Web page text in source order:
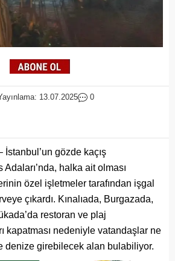
13.07.2025 0
gözde kaçış
halka ait olması
özel işletmeler tarafından işgal
çıkardı. Kınalıada, Burgazada,
restoran ve plaj
kapatması nedeniyle vatandaşlar ne
denize girebilecek alan bulabiliyor.